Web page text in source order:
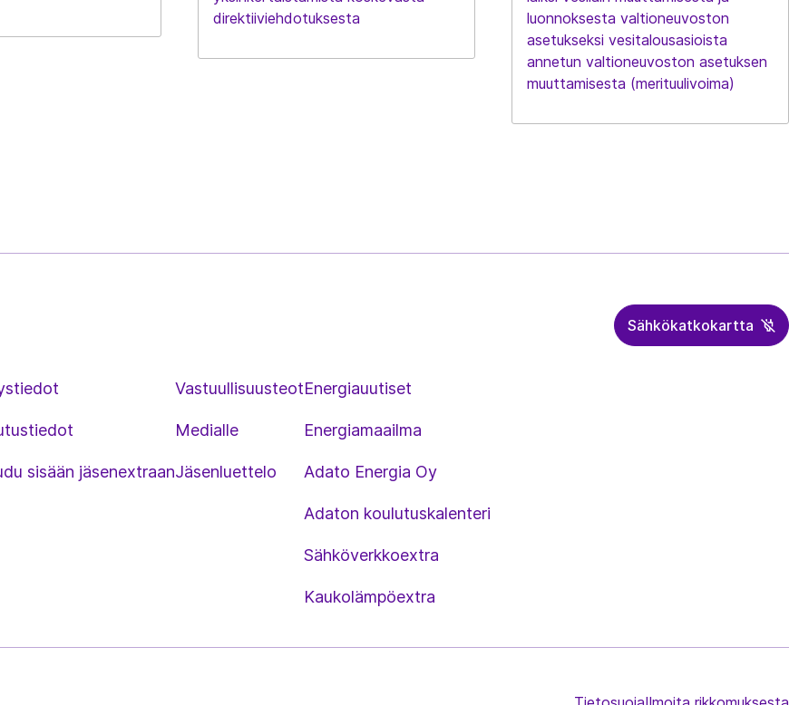
direktiiviehdotuksesta
luonnoksesta valtioneuvoston
asetukseksi vesitalousasioista
annetun valtioneuvoston asetuksen
muuttamisesta (merituulivoima)
Sähkökatkokartta
sisään jäsenextraan
Vastuullisuusteot
Medialle
Jäsenluettelo
Energiauutiset
Energiamaailma
Adato Energia Oy
Adaton koulutuskalenteri
Sähköverkkoextra
Kaukolämpöextra